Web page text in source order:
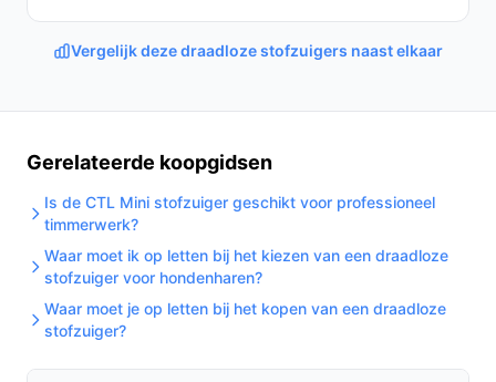
veelzijdige en gebruiksvriendelijke stofzuiger. Met zijn
schoonmaken een stuk eenvoudiger.
Ontdek alle specificaties en vergelijk prijzen op
past bij jouw behoeften!
Vergelijk deze draadloze stofzuigers naast elkaar
Gerelateerde koopgidsen
Is de CTL Mini stofzuiger geschikt voor professioneel
timmerwerk?
Waar moet ik op letten bij het kiezen van een draadloze
stofzuiger voor hondenharen?
Waar moet je op letten bij het kopen van een draadloze
stofzuiger?